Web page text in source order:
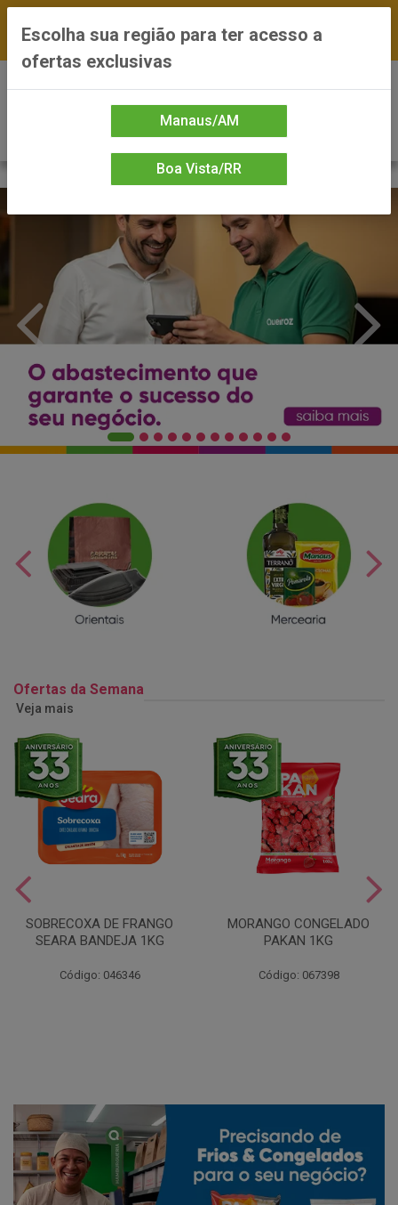
*Preços exclusivos do site — Entrega em até 24h
Ofertas da Semana
Veja mais
SOBRECOXA DE FRANGO
SEARA BANDEJA 1KG
Código: 046346
MORANGO CONGELADO
PAKAN 1KG
Código: 067398
Escolha sua região para ter acesso a
ofertas exclusivas
Manaus/AM
Boa Vista/RR